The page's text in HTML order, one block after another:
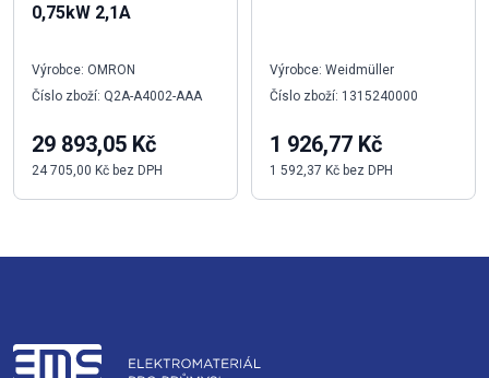
0,75kW 2,1A
Výrobce: OMRON
Číslo zboží: Q2A-A4002-AAA
29 893,05 Kč
24 705,00 Kč bez DPH
Výrobce: Weidmüller
Číslo zboží: 1315240000
1 926,77 Kč
1 592,37 Kč bez DPH